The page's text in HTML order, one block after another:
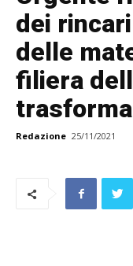
dei
delle
filiera
Redazione 25/11/2021